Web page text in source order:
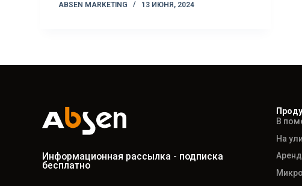
ABSEN MARKETING 13 ИЮНЯ, 2024
Информационная рассылка - подписка
бесплатно
В
На